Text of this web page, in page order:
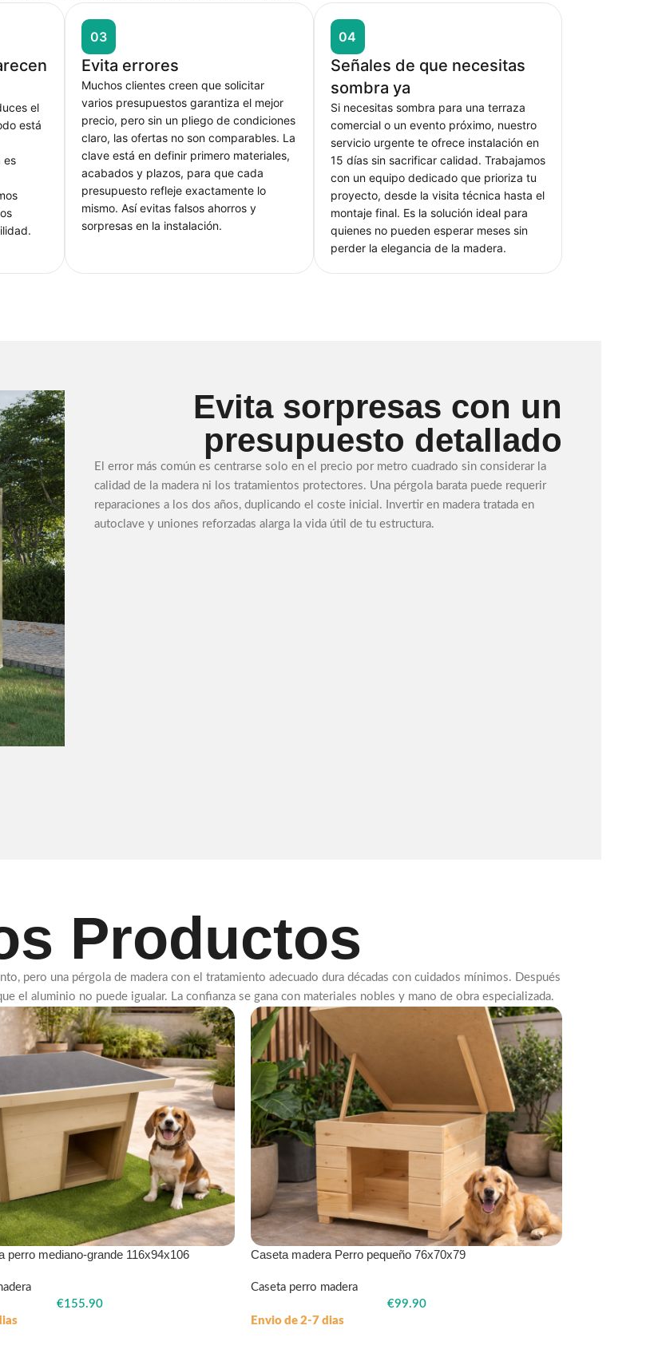
el
está
es
03
Evita errores
Muchos clientes creen que solicitar
varios presupuestos garantiza el mejor
precio, pero sin un pliego de condiciones
claro, las ofertas no son comparables. La
clave está en definir primero materiales,
acabados y plazos, para que cada
presupuesto refleje exactamente lo
mismo. Así evitas falsos ahorros y
sorpresas en la instalación.
04
Señales de que necesitas
sombra ya
Si necesitas sombra para una terraza
comercial o un evento próximo, nuestro
servicio urgente te ofrece instalación en
15 días sin sacrificar calidad. Trabajamos
con un equipo dedicado que prioriza tu
proyecto, desde la visita técnica hasta el
montaje final. Es la solución ideal para
quienes no pueden esperar meses sin
perder la elegancia de la madera.
Evita sorpresas con un
presupuesto detallado
El error más común es centrarse solo en el precio por metro cuadrado sin considerar la
calidad de la madera ni los tratamientos protectores. Una pérgola barata puede requerir
reparaciones a los dos años, duplicando el coste inicial. Invertir en madera tratada en
autoclave y uniones reforzadas alarga la vida útil de tu estructura.
Productos
pero una pérgola de madera con el tratamiento adecuado dura décadas con cuidados mínimos. Después
el aluminio no puede igualar. La confianza se gana con materiales nobles y mano de obra especializada.
perro mediano-grande 116x94x106
€155.90
Caseta madera Perro pequeño 76x70x79
Caseta perro madera
€99.90
Envio de 2-7 dias